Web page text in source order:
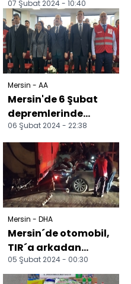
07 Şubat 2024 - 10:40
Mersin - AA
Mersin'de 6 Şubat
depremlerinde
hayatını
kaybedenler anıldı
06 Şubat 2024 - 22:38
Mersin - DHA
Mersin´de otomobil,
TIR´a arkadan
çarptı: 1 ölü, 3 yaralı
05 Şubat 2024 - 00:30